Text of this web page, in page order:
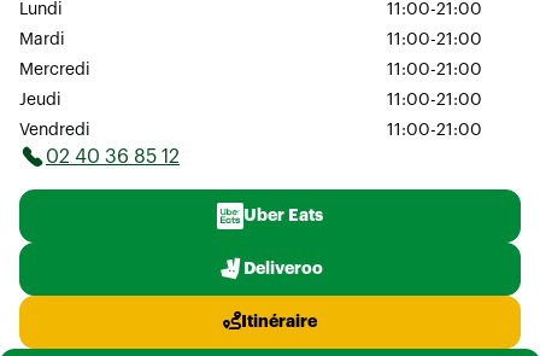
Lundi
11:00-21:00
Mardi
11:00-21:00
Mercredi
11:00-21:00
Jeudi
11:00-21:00
Vendredi
11:00-21:00
02 40 36 85 12
Uber Eats
Deliveroo
Itinéraire